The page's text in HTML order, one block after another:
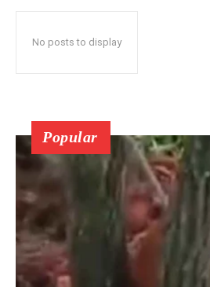
No posts to display
Popular